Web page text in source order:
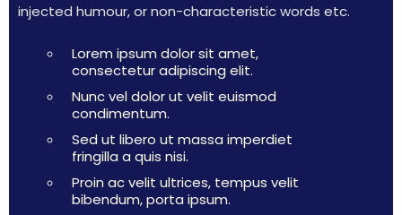
injected humour, or non-characteristic words etc.
Lorem ipsum dolor sit amet,
consectetur adipiscing elit.
Nunc vel dolor ut velit euismod
condimentum.
Sed ut libero ut massa imperdiet
fringilla a quis nisi.
Proin ac velit ultrices, tempus velit
bibendum, porta ipsum.